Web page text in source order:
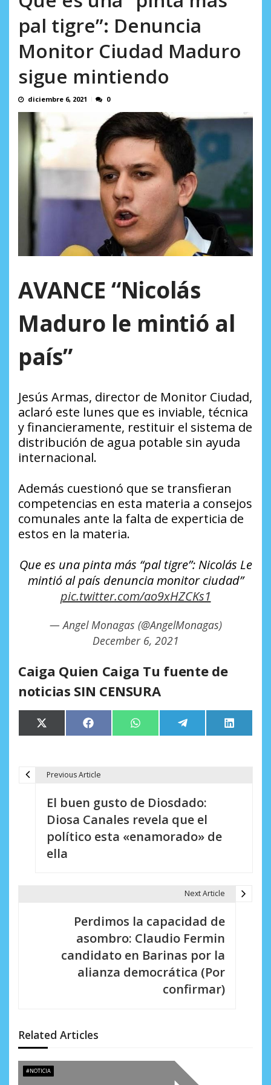
pal tigre”: Denuncia
Monitor Ciudad Maduro
sigue mintiendo
diciembre 6, 2021 0
AVANCE “Nicolás
Maduro le mintió al
país”
Jesús Armas, director de Monitor Ciudad,
aclaró este lunes que es inviable, técnica
y financieramente, restituir el sistema de
distribución de agua potable sin ayuda
internacional.
Además cuestionó que se transfieran
competencias en esta materia a consejos
comunales ante la falta de experticia de
estos en la materia.
Que es una pinta más “pal tigre”: Nicolás Le
mintió al país denuncia monitor ciudad”
pic.twitter.com/ao9xHZCKs1
— Angel Monagas (@AngelMonagas)
December 6, 2021
Caiga Quien Caiga Tu fuente de
noticias SIN CENSURA
Compartir
en
X
(Twitter)
Compartir
en
Facebook Compartir
en
WhatsApp Compartir
en
Telegram
en
LinkedIn
e
n
Previous Article
El buen gusto de Diosdado:
Diosa Canales revela que el
político esta «enamorado» de
ella
Next Article
Perdimos la capacidad de
asombro: Claudio Fermin
candidato en Barinas por la
alianza democrática (Por
confirmar)
Related Articles
#NOTICIA